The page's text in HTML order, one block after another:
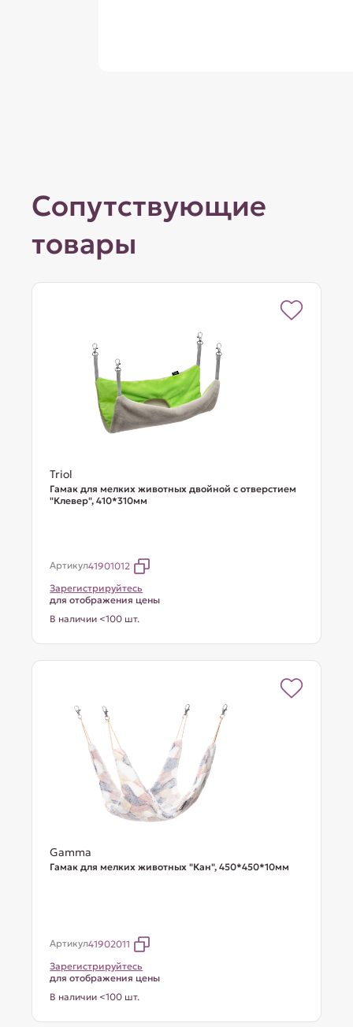
Сопутствующие
товары
Triol
Гамак для мелких животных двойной с отверстием
"Клевер", 410*310мм
Артикул41901012
Зарегистрируйтесь
для отображения цены
В наличии <100 шт.
Gamma
Гамак для мелких животных "Кан", 450*450*10мм
Артикул41902011
Зарегистрируйтесь
для отображения цены
В наличии <100 шт.